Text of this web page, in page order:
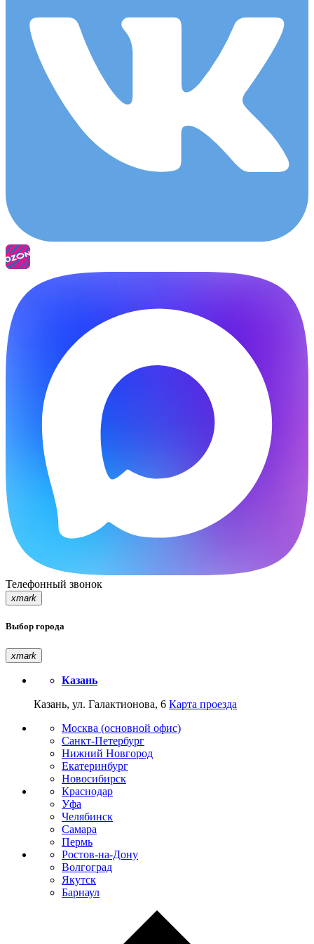
Телефонный звонок
xmark
Выбор города
xmark
Казань
Казань, ул. Галактионова, 6 Карта проезда
Москва (основной офис)
Санкт-Петербург
Нижний Новгород
Екатеринбург
Новосибирск
Краснодар
Уфа
Челябинск
Самара
Пермь
Ростов-на-Дону
Волгоград
Якутск
Барнаул